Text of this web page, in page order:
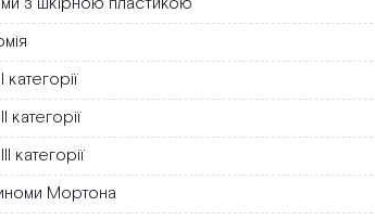
категорії
категорії
Мортона